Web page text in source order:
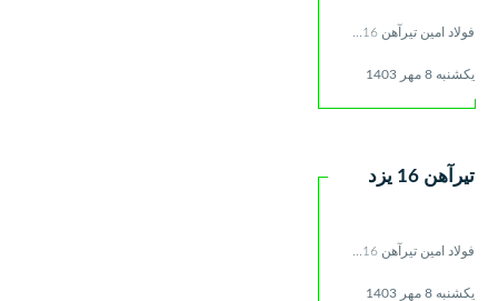
فولاد امین تیرآهن 16...
یکشنبه 8 مهر 1403
تیرآهن 16 یزد
فولاد امین تیرآهن 16...
یکشنبه 8 مهر 1403